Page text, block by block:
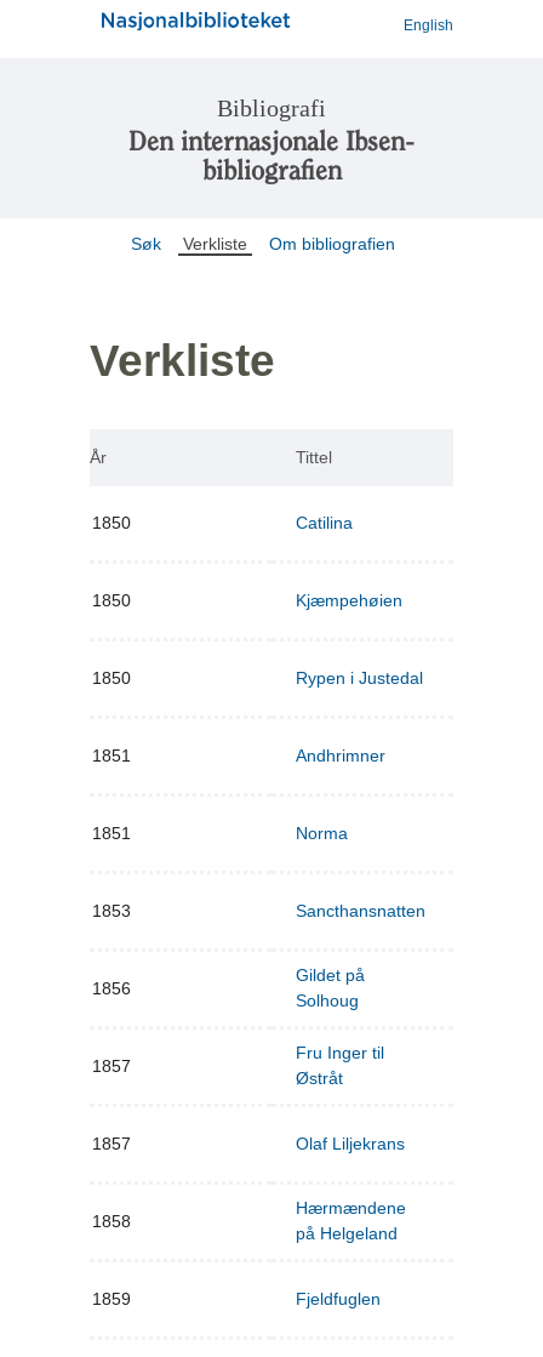
English
Bibliografi
Den internasjonale Ibsen-
bibliografien
Søk Verkliste Om bibliografien
Verkliste
År Tittel
1850 Catilina
1850 Kjæmpehøien
1850 Rypen i Justedal
1851 Andhrimner
1851 Norma
1853 Sancthansnatten
1856
Gildet på
Solhoug
1857
Fru Inger til
Østråt
1857 Olaf Liljekrans
1858
Hærmændene
på Helgeland
1859 Fjeldfuglen